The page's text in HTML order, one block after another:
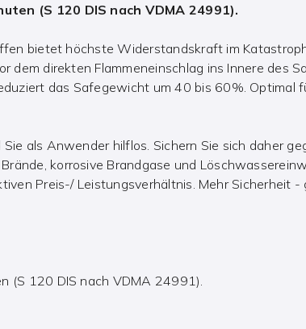
(S 120 DIS nach VDMA 24991).
bietet höchste Widerstandskraft im
dem direkten Flammeneinschlag ins Innere des
das Safegewicht um 40 bis 60%. Optimal
als Anwender hilflos. Sichern Sie sich daher
korrosive Brandgase und
Preis-/ Leistungsverhältnis. Mehr Sicherheit -
(S 120 DIS nach VDMA 24991).